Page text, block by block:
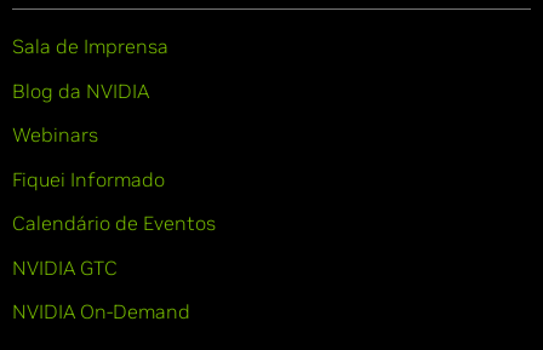
Sala de Imprensa
Blog da NVIDIA
Webinars
Fiquei Informado
Calendário de Eventos
NVIDIA GTC
NVIDIA On-Demand